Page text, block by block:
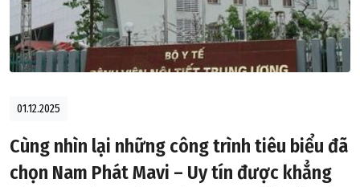
01.12.2025
Cùng nhìn lại những công trình tiêu biểu đã
chọn Nam Phát Mavi – Uy tín được khẳng